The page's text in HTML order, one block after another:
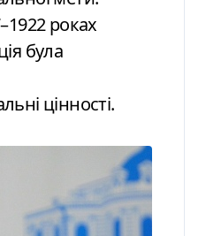
роках
була
цінності.